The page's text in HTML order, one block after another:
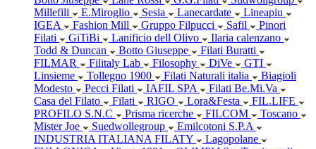
Millefili
E.Miroglio Sesia Lanecardate
Lineapiu
IGEA
Fashion Mill Gruppo Filpucci Safil
Pinori
Filati
GiTiBi Lanificio dell Olivo
Ilaria calenzano
Todd & Duncan
Botto Giuseppe
Filati Buratti
FILMAR
Filitaly Lab Filosophy DiVe
GTI
Linsieme
Tollegno 1900 Filati Naturali italia
Biagioli
Modesto
Pecci Filati IAFIL SPA
Filati Be.Mi.Va
Casa del Filato
Filati RIGO Lora&Festa
FIL.LIFE
PROFILO S.N.C
Prisma ricerche FILCOM
Toscano
Mister Joe
Suedwollegroup
Emilcotoni S.P.A
INDUSTRIA ITALIANA FILATY
Lagopolane